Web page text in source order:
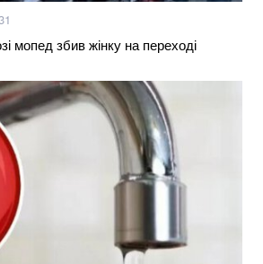
трьох бійців закарпатського
один у важкому стані (відео)
Більше новин
мопед збив жінку на переході